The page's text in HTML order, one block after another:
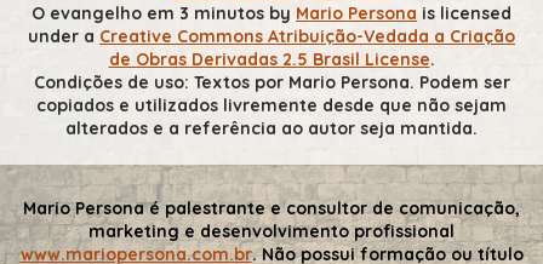
O evangelho em 3 minutos by Mario Persona is licensed
under a Creative Commons Atribuição-Vedada a Criação
de Obras Derivadas 2.5 Brasil License.
Condições de uso: Textos por Mario Persona. Podem ser
copiados e utilizados livremente desde que não sejam
alterados e a referência ao autor seja mantida.
Mario Persona é palestrante e consultor de comunicação,
marketing e desenvolvimento profissional
www.mariopersona.com.br. Não possui formação ou título